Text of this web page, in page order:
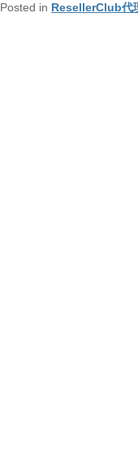
Posted in ResellerClub代